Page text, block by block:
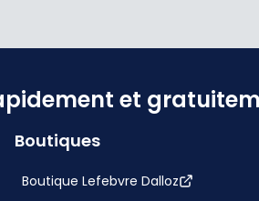
et
Boutiques
Boutique Lefebvre Dalloz